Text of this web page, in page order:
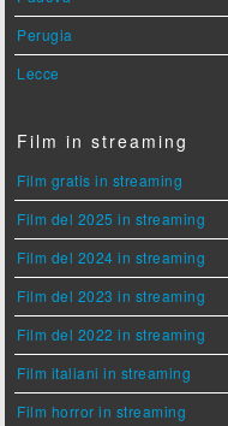
Perugia
Lecce
Film in streaming
Film gratis in streaming
Film del 2025 in streaming
Film del 2024 in streaming
Film del 2023 in streaming
Film del 2022 in streaming
Film italiani in streaming
Film horror in streaming